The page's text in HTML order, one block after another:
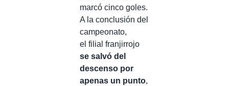
marcó cinco goles.
A la conclusión del
campeonato,
el filial franjirrojo
se salvó del
descenso por
apenas un punto,